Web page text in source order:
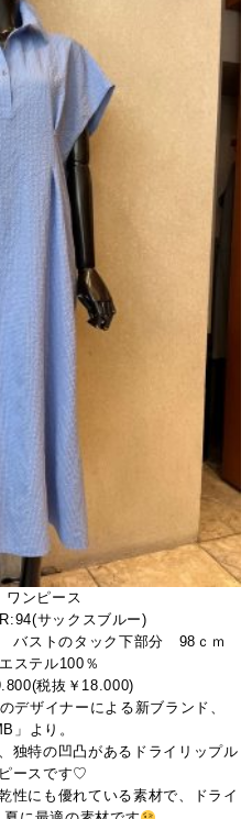
ンピース
サックスブルー)
バストのタック下部分 98ｃｍ
ステル100％
税抜￥18.000)
デザイナーによる新ブランド、
」より。
独特の凹凸があるドライリップル
ースです♡
性にも優れている素材で、ドライ